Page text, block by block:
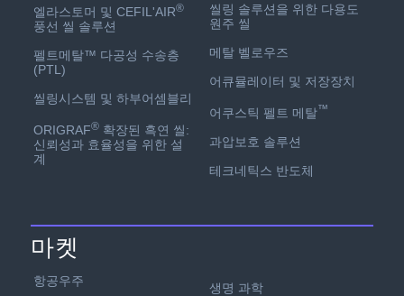
엘라스토머 및 CEFIL'AIR®
풍선 씰 솔루션
펠트메탈™ 다공성 수송층
(PTL)
씰링시스템 및 하부어셈블리
ORIGRAF®확장된 흑연 씰:
신뢰성과 효율성을 위한 설
계
씰링 솔루션을 위한 다용도
원주 씰
메탈 벨로우즈
어큐뮬레이터 및 저장장치
어쿠스틱 펠트 메탈™
과압보호 솔루션
테크네틱스 반도체
마켓
항공우주
생명 과학